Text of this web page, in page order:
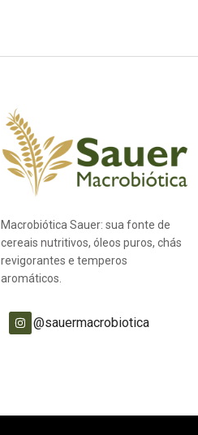
Macrobiótica Sauer: sua fonte de
cereais nutritivos, óleos puros, chás
revigorantes e temperos
aromáticos.
@sauermacrobiotica